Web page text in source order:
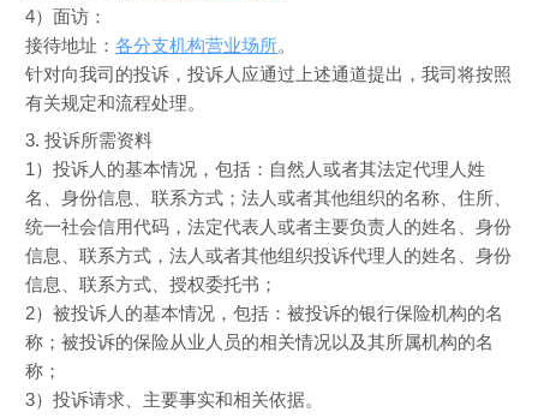
4）面访：
接待地址： 各分支机构营业场所。
针对向我司的投诉，投诉人应通过上述通道提出，我司将按照
有关规定和流程处理。
3. 投诉所需资料
1）投诉人的基本情况，包括：自然人或者其法定代理人姓
名、身份信息、联系方式；法人或者其他组织的名称、住所、
统一社会信用代码，法定代表人或者主要负责人的姓名、身份
信息、联系方式，法人或者其他组织投诉代理人的姓名、身份
信息、联系方式、授权委托书；
2）被投诉人的基本情况，包括：被投诉的银行保险机构的名
称；被投诉的保险从业人员的相关情况以及其所属机构的名
称；
3）投诉请求、主要事实和相关依据。